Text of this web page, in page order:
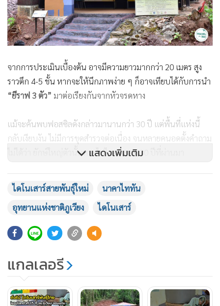
จากการประเมินเบื้องต้น อาจมีความยาวมากกว่า 20 เมตร สูง
ราวตึก 4-5 ชั้น หากจะให้นึกภาพง่าย ๆ ก็อาจเทียบได้กับการนำ
“ยีราฟ 3 ตัว” มาต่อเรียงกันจากหัวจรดหาง
แม้จะค้นพบฟอสซิลดังกล่าวมานานกว่า 30 ปี แต่พื้นที่แห่งนี้
กลับเงียบงัน ไม่มีการขุดสำรวจต่อเนื่อง จนหลายคนอดตั้งคำถาม
ไม่ได้ว่า ยักษ์ใหญ่ตัวนั้นหายไปไหนตลอด 30 ปีที่ผ่านมา
แสดงเพิ่มเติม
ไดโนเสาร์สายพันธุ์ใหม่
นาคาไททัน
อุทยานแห่งชาติภูเวียง
ไดโนเสาร์
แกลเลอรี